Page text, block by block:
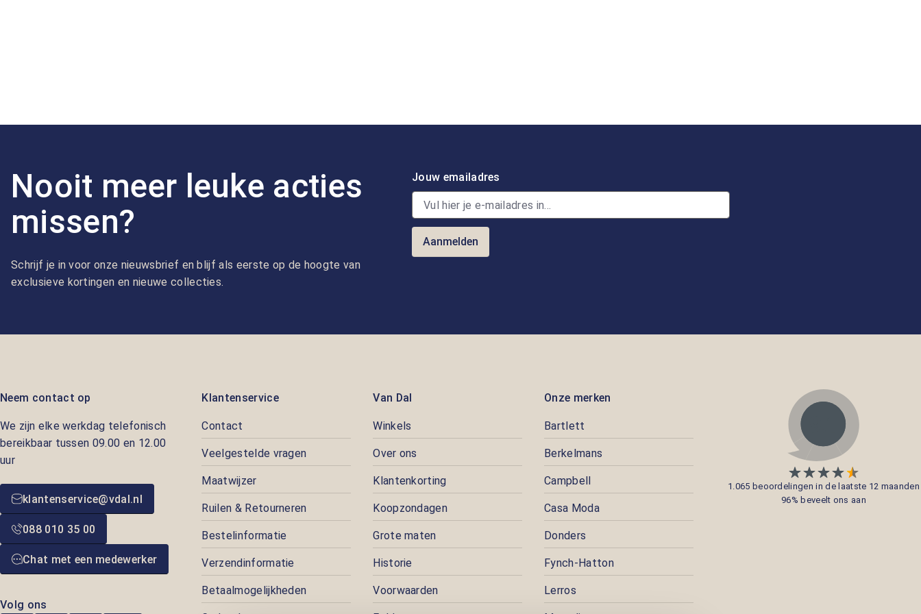
Nooit meer leuke acties
missen?
Schrijf je in voor onze nieuwsbrief en blijf als eerste op de hoogte van
exclusieve kortingen en nieuwe collecties.
Jouw emailadres
Aanmelden
Neem contact op
We zijn elke werkdag telefonisch
bereikbaar tussen 09.00 en 12.00
uur
klantenservice@vdal.nl
088 010 35 00
Chat met een medewerker
Volg ons
Klantenservice
Contact
Veelgestelde vragen
Maatwijzer
Ruilen & Retourneren
Bestelinformatie
Verzendinformatie
Betaalmogelijkheden
Van Dal
Winkels
Over ons
Klantenkorting
Koopzondagen
Grote maten
Historie
Voorwaarden
Onze merken
Bartlett
Berkelmans
Campbell
Casa Moda
Donders
Fynch-Hatton
Lerros
1.065 beoordelingen in de laatste 12 maanden
96% beveelt ons aan